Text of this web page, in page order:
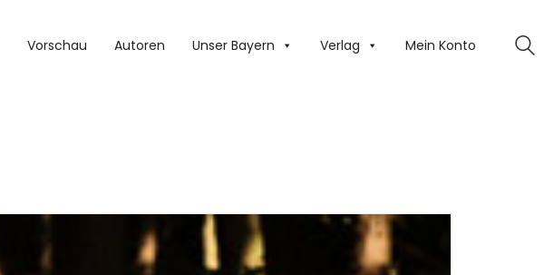
Vorschau Autoren Unser Bayern Verlag Mein Konto